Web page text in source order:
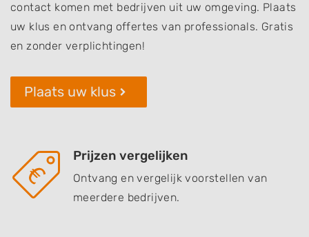
contact komen met bedrijven uit uw omgeving. Plaats
uw klus en ontvang offertes van professionals. Gratis
en zonder verplichtingen!
Plaats uw klus
Prijzen vergelijken
Ontvang en vergelijk voorstellen van
meerdere bedrijven.